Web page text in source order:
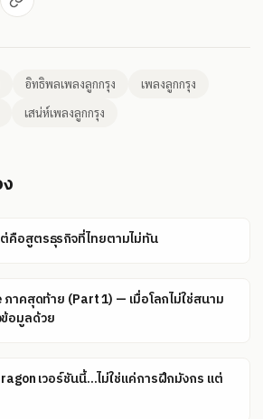
อิทธิพลเพลงลูกกรุง
เพลงลูกกรุง
เสน่ห์เพลงลูกกรุง
ต่คือสูตรธุรกิจที่ไทยตามไม่ทัน
าคสุดท้าย (Part 1) — เมื่อโลกไม่ใช่สนาม
อมูลด้วย
เวอร์ชันนี้...ไม่ใช่แค่การฝึกมังกร แต่